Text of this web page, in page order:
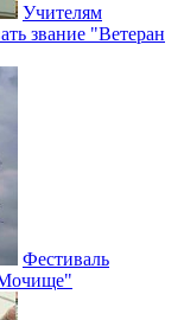
Учителям
звание "Ветеран
Фестиваль